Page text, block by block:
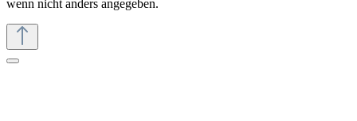
wenn nicht anders angegeben.